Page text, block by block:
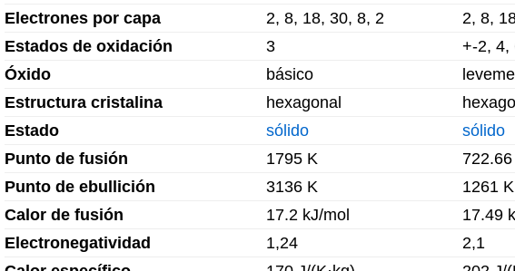
Electrones por capa 2, 8, 18, 30, 8, 2
2, 8,
Estados de oxidación
3
+-2, 4,
Óxido
básico
Estructura cristalina
hexagonal
Estado
sólido
sólido
Punto de fusión
1795 K
Punto de ebullición
3136 K
1261 K
Calor de fusión
17.2 kJ/mol
17.49
Electronegatividad
1,24
2,1